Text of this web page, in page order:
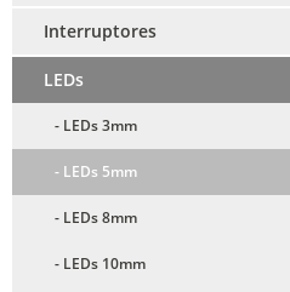
Interruptores
LEDs
- LEDs 3mm
- LEDs 5mm
- LEDs 8mm
- LEDs 10mm